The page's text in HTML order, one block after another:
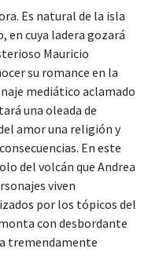
Es natural de la isla
en cuya ladera gozará
Mauricio
su romance en la
mediático aclamado
una oleada de
amor una religión y
En este
del volcán que Andrea
viven
por los tópicos del
con desbordante
tremendamente